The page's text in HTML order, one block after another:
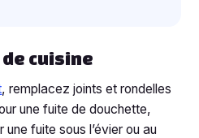
cuisine
, remplacez joints et rondelles
une fuite de douchette,
fuite sous l’évier ou au